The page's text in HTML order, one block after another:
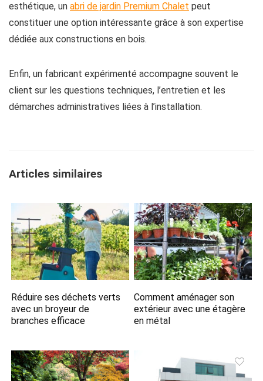
esthétique, un abri de jardin Premium Chalet peut
constituer une option intéressante grâce à son expertise
dédiée aux constructions en bois.
Enfin, un fabricant expérimenté accompagne souvent le
client sur les questions techniques, l’entretien et les
démarches administratives liées à l’installation.
Articles similaires
Réduire ses déchets verts
avec un broyeur de
branches efficace
Comment aménager son
extérieur avec une étagère
en métal